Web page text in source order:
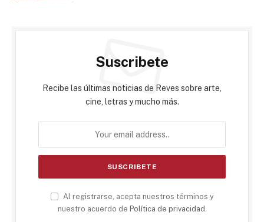
Suscribete
Recibe las últimas noticias de Reves sobre arte,
cine, letras y mucho más.
Al registrarse, acepta nuestros términos y
nuestro acuerdo de Política de privacidad .